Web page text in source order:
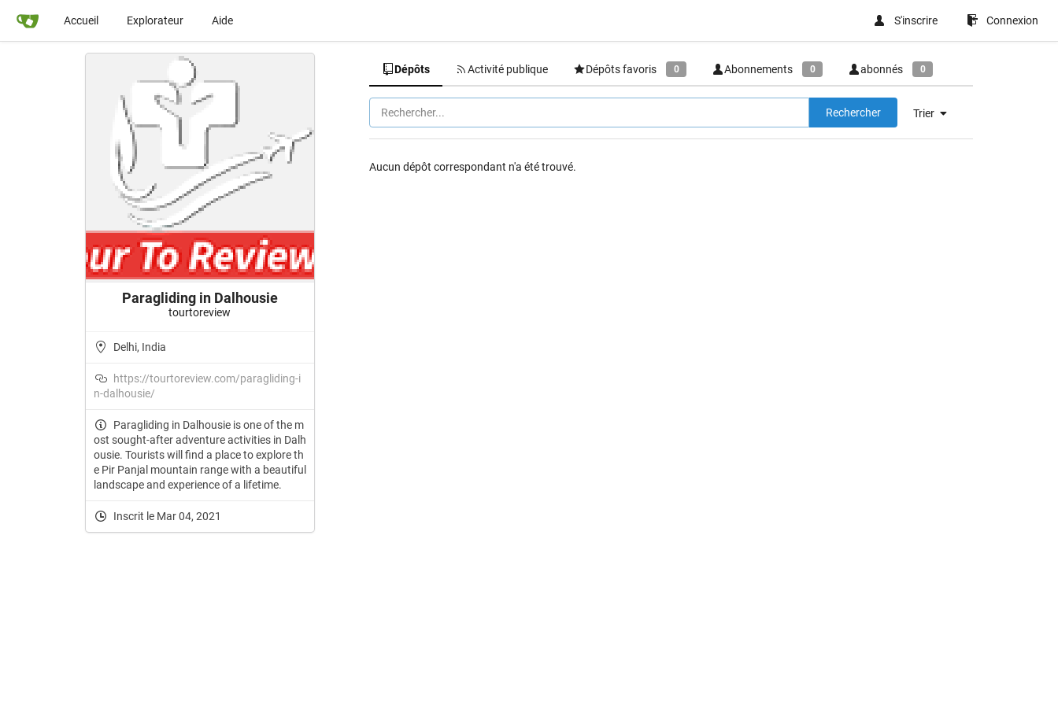
Accueil Explorateur Aide S'inscrire Connexion
Paragliding in Dalhousie
tourtoreview
Delhi, India
https://tourtoreview.com/paragliding-i
n-dalhousie/
Paragliding in Dalhousie is one of the m
ost sought-after adventure activities in Dalh
ousie. Tourists will find a place to explore th
e Pir Panjal mountain range with a beautiful
landscape and experience of a lifetime.
Inscrit le Mar 04, 2021
Dépôts Activité publique Dépôts favoris 0 Abonnements 0 abonnés 0
Trier
Rechercher
Aucun dépôt correspondant n'a été trouvé.